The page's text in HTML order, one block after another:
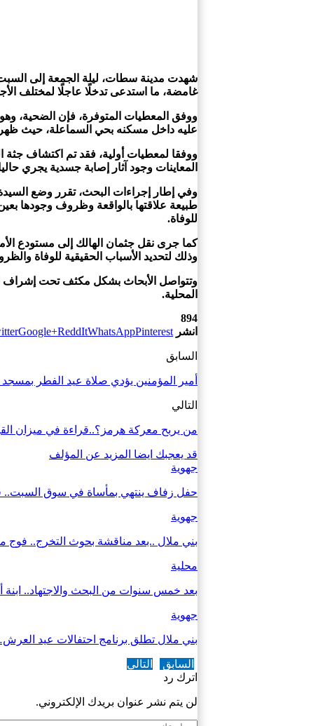
شهدت مدينة سطات، ليلة الجمعة إلى
غامضة، ما استدعى تدخلًا عاجلًا لمختلف
ووفق المعطيات المتوفرة، فإن الضحية، وهو موظف أمن
عليه داخل مسكنه بحي السماعلة، حيث
ووفقا لمعطيات أولية، فقد تم اكتشاف
المعاينات وجود آثار إصابة جسدية يجري
طبيعة علاقتها بالواقعة وظروف وجودها
للوفاة.
كما جرى نقل جثمان الهالك إلى مستودع
وذلك لتحديد الأسباب الحقيقية للوفاة
وتتواصل الأبحاث بشكل مكثف تحت إشراف
المحلية.
894
انشر
Google+ReddItWhatsAppPinterest
السابق
أمير المؤمنين يؤدي صلاة عيد الفطر بمسجد
التالي
من يربح معركة هرمز؟..قراءة في ميزان
قد يعجبك ايضا المزيد عن المؤلف
جهوية
حفل زفاف ينتهي بمأساة في سوق السبت.. قتيل و3 جرحى
جهوية
بني ملال ..بعد مناقشة بحوث التخرج.. فوج
محلية
بعد خمس سنوات من البحث والاجتهاد.. ابنة
جهوية
بني ملال تطلق برنامج احتفالات عيد
السابق
التالي
اترك رد
لن يتم نشر عنوان بريدك الإلكتروني.